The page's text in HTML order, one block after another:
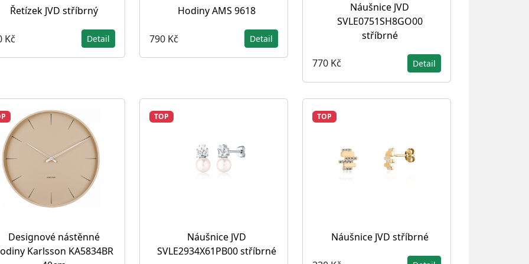
Řetízek JVD stříbrný
Kč Detail
Hodiny AMS 9618
790 Kč Detail
Náušnice JVD
SVLE0751SH8GO00
stříbrné
770 Kč Detail
Designové nástěnné
Karlsson KA5834BR
TOP
Náušnice JVD
SVLE2934X61PB00 stříbrné
TOP
Náušnice JVD stříbrné